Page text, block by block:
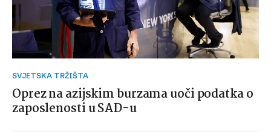
SVJETSKA TRŽIŠTA
Oprez na azijskim burzama uoči podatka o
zaposlenosti u SAD-u